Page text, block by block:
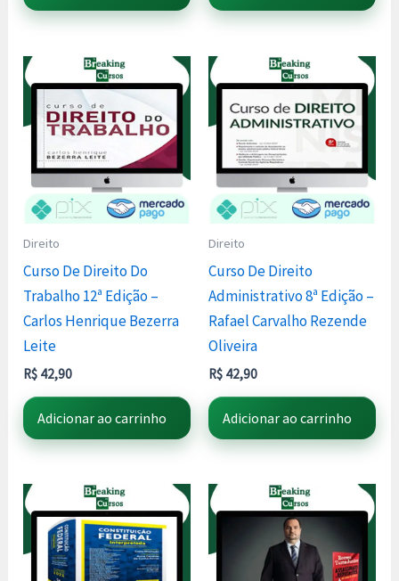
Direito
Curso De Direito Do
Trabalho 12ª Edição –
Carlos Henrique Bezerra
Leite
R$ 42,90
Adicionar ao carrinho
Direito
Curso De Direito
Administrativo 8ª Edição –
Rafael Carvalho Rezende
Oliveira
R$ 42,90
Adicionar ao carrinho